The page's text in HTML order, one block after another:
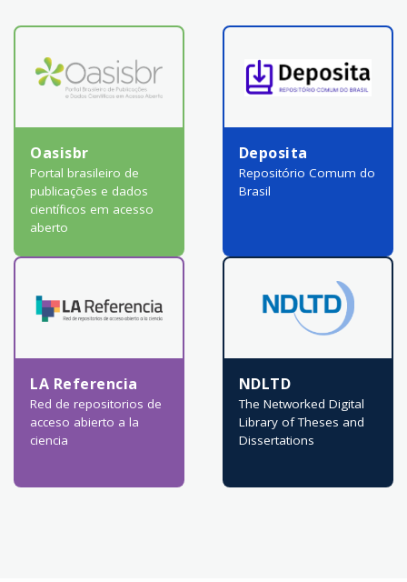
Oasisbr
Portal brasileiro de
publicações e dados
científicos em acesso
aberto
Deposita
Repositório Comum do
Brasil
LA Referencia
Red de repositorios de
acceso abierto a la
ciencia
NDLTD
The Networked Digital
Library of Theses and
Dissertations